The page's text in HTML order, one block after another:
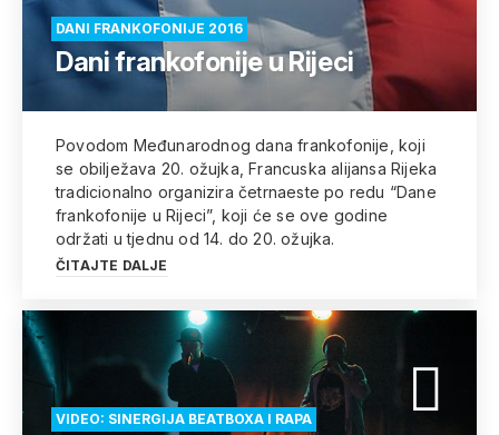
DANI FRANKOFONIJE 2016
Dani frankofonije u Rijeci
Povodom Međunarodnog dana frankofonije, koji
se obilježava 20. ožujka, Francuska alijansa Rijeka
tradicionalno organizira četrnaeste po redu “Dane
frankofonije u Rijeci”, koji će se ove godine
održati u tjednu od 14. do 20. ožujka.
ČITAJTE DALJE
VIDEO: SINERGIJA BEATBOXA I RAPA